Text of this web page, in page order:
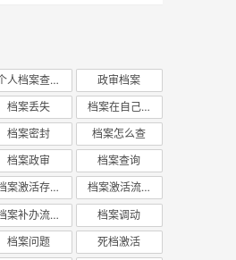
个人档案查询 政审档案
档案丢失 档案在自己手里
档案密封 档案怎么查
档案政审 档案查询
档案激活存放 档案激活流程
档案补办流程 档案调动
档案问题 死档激活